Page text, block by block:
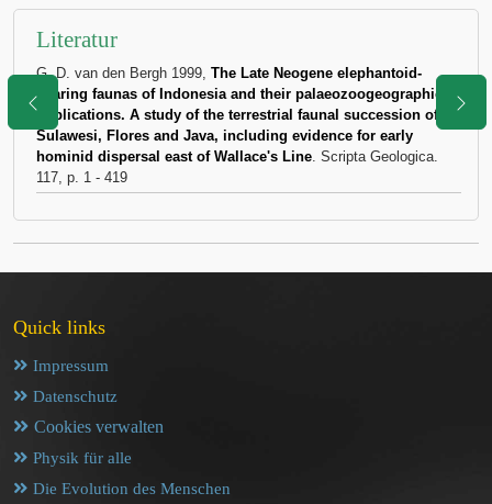
Literatur
G. D. van den Bergh 1999, The Late Neogene elephantoid-
bearing faunas of Indonesia and their palaeozoogeographic
implications. A study of the terrestrial faunal succession of
Sulawesi, Flores and Java, including evidence for early
hominid dispersal east of Wallace's Line. Scripta Geologica.
117, p. 1 - 419
Quick links
Impressum
Datenschutz
Cookies verwalten
Physik für alle
Die Evolution des Menschen